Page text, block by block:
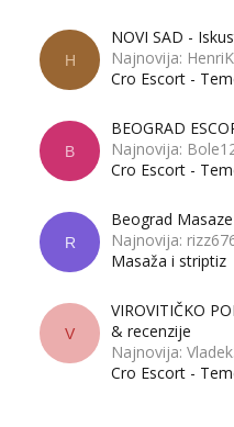
H
NOVI SAD -
Najnovija:
Cro Escort -
B
BEOGRAD
Najnovija:
Cro Escort -
R
Beograd
Najnovija:
Masaža i striptiz
V
VIROVITIČKO
& recenzije
Najnovija:
Cro Escort -